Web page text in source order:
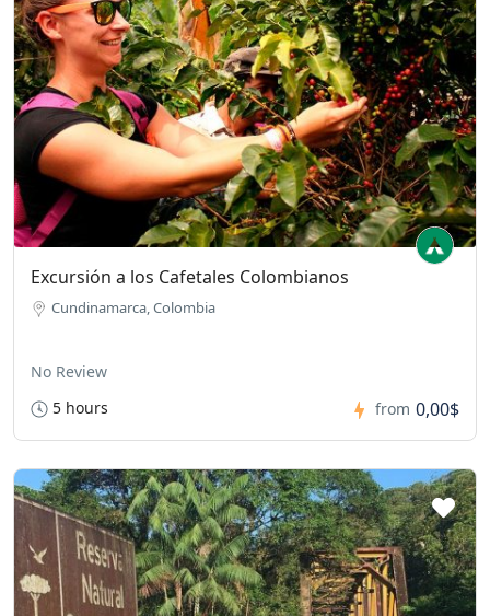
Excursión a los Cafetales Colombianos
Cundinamarca, Colombia
No Review
5 hours
from 0,00$